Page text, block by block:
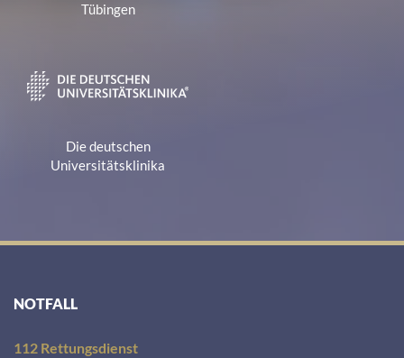
Tübingen
Die deutschen
Universitätsklinika
NOTFALL
112 Rettungsdienst